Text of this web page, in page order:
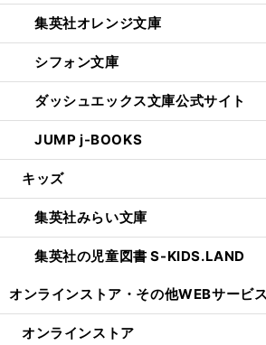
集英社オレンジ文庫
シフォン文庫
ダッシュエックス文庫公式サイト
JUMP j-BOOKS
キッズ
集英社みらい文庫
集英社の児童図書 S-KIDS.LAND
オンラインストア・ その他WEBサービス
オンラインストア